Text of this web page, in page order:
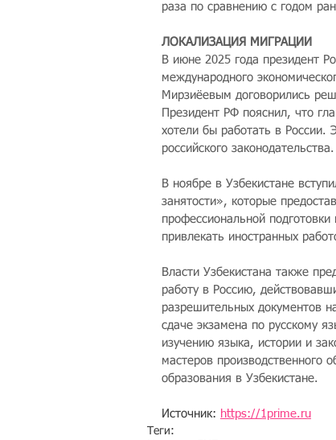
раза по сравнению с годом
ЛОКАЛИЗАЦИЯ МИГРАЦИИ
В июне 2025 года президент
международного
Мирзиёевым договорились
Президент РФ пояснил, что
хотели бы работать в России.
российского законодательства.
В ноябре в Узбекистане
занятости», которые
профессиональной
привлекать иностранных
Власти Узбекистана также
работу в Россию,
разрешительных документов
сдаче экзамена по русскому
изучению языка, истории и
мастеров производственного
образования в Узбекистане.
Источник: https://1prime.ru
Теги: